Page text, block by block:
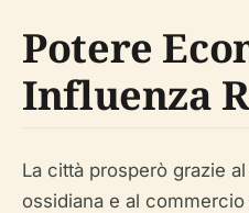
Potere
Influenza
La città prosperò grazie
ossidiana e al